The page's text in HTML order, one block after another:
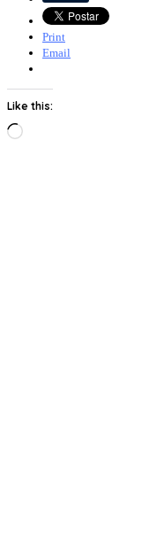
Print
Email
Like this:
Loading…